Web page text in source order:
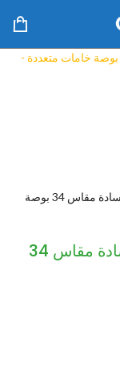
بالون على شكل رقم 8 بلون ذهبي سادة مقاس 34 بوصة
بالون على شكل رقم 8 بلون ذهبي سادة مقاس 34